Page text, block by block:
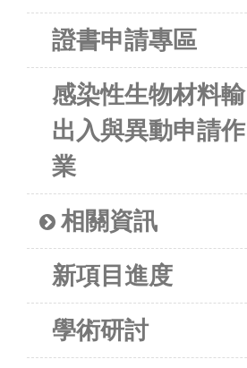
證書申請專區
感染性生物材料輸
出入與異動申請作
業
相關資訊
新項目進度
學術研討